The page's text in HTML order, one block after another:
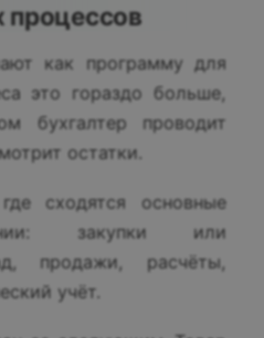
процессов
как программу для
это гораздо больше,
бухгалтер проводит
остатки.
сходятся основные
закупки или
продажи, расчёты,
учёт.